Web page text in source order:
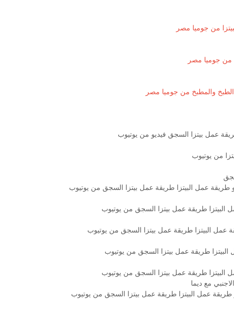
من جوميا مصر
من جوميا مصر
والمطبخ من جوميا مصر
عمل بيتزا السجق فيديو من يوتيوب
من يوتيوب
طريقة عمل البيتزا طريقة عمل بيتزا السجق من يوتيوب
البيتزا طريقة عمل بيتزا السجق من يوتيوب
عمل البيتزا طريقة عمل بيتزا السجق من يوتيوب
طريقة عمل بيتزا السجق من يوتيوب
البيتزا طريقة عمل بيتزا السجق من يوتيوب
مع ديما
طريقة عمل البيتزا طريقة عمل بيتزا السجق من يوتيوب